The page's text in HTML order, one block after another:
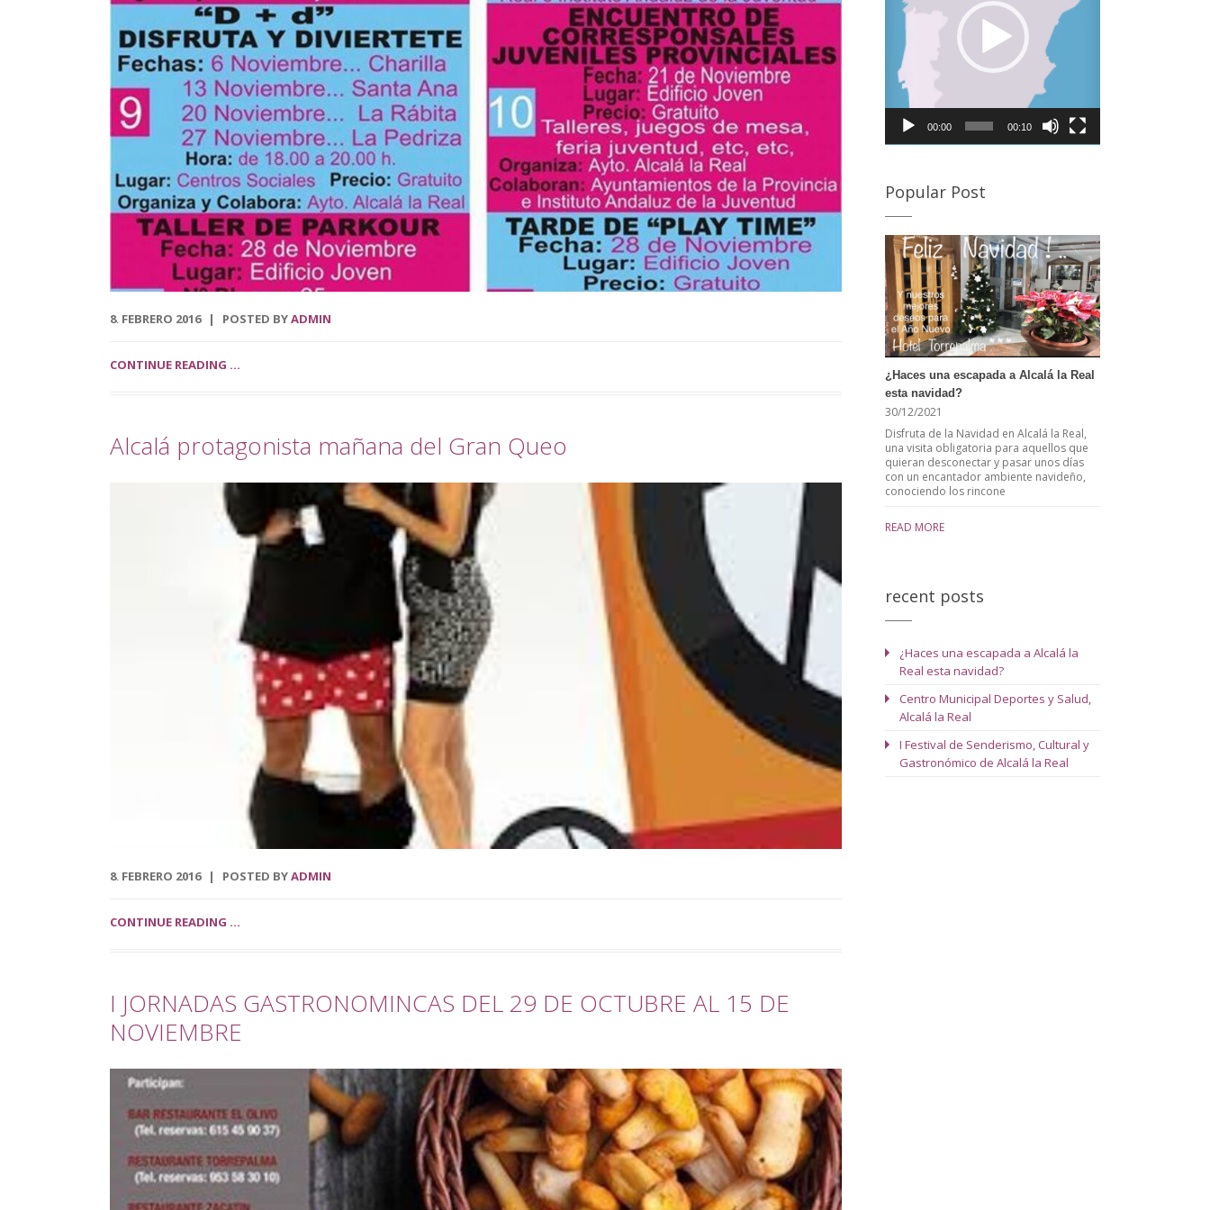
municipio, junto con el turismo activo. Por último, el
tono magenta simboliza un sendero abierto y se
centra en el turismo experiencial, unido al ocio y los
eventos. La marca puede verse en las banderolas que
el Ayuntamiento ha instalado en la fachada de Palacio
Abacial y el entorno de Capuchinos, en el Paseo de los
Álamos. El cartel de la Semana […]
provincia de Córdoba para visitar la Semana Santa de
Almedinilla y Priego de Córdoba Desde Alcalá la Real, a
tan sólo 20 minutos de nuestro hotel podrás disfrutar
de la Semana Santa de Almedinilla. Semana Santa de
Priego de Córdoba A tan sólo 30 minutos e nuestro
hotel puedes disfrutar de otro de los pueblos de
Córdoba en Semana Santa. Si deseas conocer en
detalle sus procesiones te dejamos este enlace. […]
8. FEBRERO 2016 POSTED BYADMIN
CONTINUE READING ...
Alcalá protagonista mañana del Gran Queo
8. FEBRERO 2016 POSTED BYADMIN
CONTINUE READING ...
I JORNADAS GASTRONOMINCAS DEL 29 DE OCTUBRE AL 15 DE
NOVIEMBRE
00:00 00:10
Popular Post
¿Haces una escapada a Alcalá la Real
esta navidad?
30/12/2021
Disfruta de la Navidad en Alcalá la Real,
una visita obligatoria para aquellos que
quieran desconectar y pasar unos días
con un encantador ambiente navideño,
conociendo los rincone
READ MORE
recent posts
¿Haces una escapada a Alcalá la
Real esta navidad?
Centro Municipal Deportes y Salud,
Alcalá la Real
I Festival de Senderismo, Cultural y
Gastronómico de Alcalá la Real